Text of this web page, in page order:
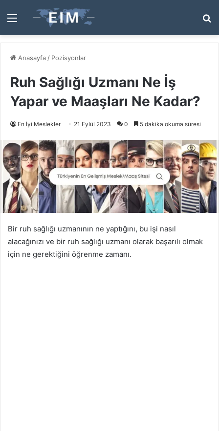
Menü
...
Anasayfa / Pozisyonlar
Ruh Sağlığı Uzmanı Ne İş
Yapar ve Maaşları Ne Kadar?
En İyi Meslekler 21 Eylül 2023 0 5 dakika okuma süresi
Bir ruh sağlığı uzmanının ne yaptığını, bu işi nasıl
alacağınızı ve bir ruh sağlığı uzmanı olarak başarılı olmak
için ne gerektiğini öğrenme zamanı.